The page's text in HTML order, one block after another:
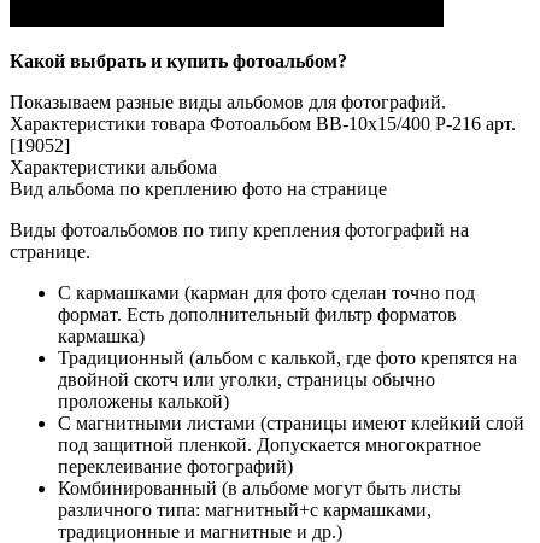
Какой выбрать и купить фотоальбом?
Показываем разные виды альбомов для фотографий.
Характеристики товара Фотоальбом BB-10x15/400 P-216 арт.
[19052]
Характеристики альбома
Вид альбома по креплению фото на странице
Виды фотоальбомов по типу крепления фотографий на
странице.
С кармашками (карман для фото сделан точно под
формат. Есть дополнительный фильтр форматов
кармашка)
Традиционный (альбом с калькой, где фото крепятся на
двойной скотч или уголки, страницы обычно
проложены калькой)
С магнитными листами (страницы имеют клейкий слой
под защитной пленкой. Допускается многократное
переклеивание фотографий)
Комбинированный (в альбоме могут быть листы
различного типа: магнитный+с кармашками,
традиционные и магнитные и др.)